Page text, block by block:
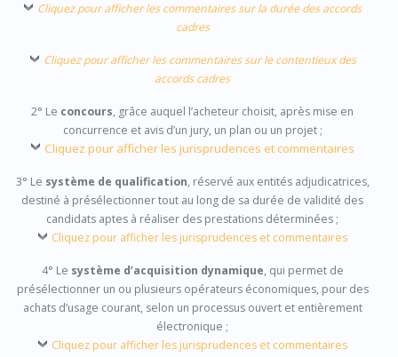
Cliquez pour afficher les commentaires sur la durée des accords
cadres
Cliquez pour afficher les commentaires sur le contentieux des
accords cadres
2° Le concours, grâce auquel l’acheteur choisit, après mise en
concurrence et avis d’un jury, un plan ou un projet ;
Cliquez pour afficher les jurisprudences et commentaires
3° Le système de qualification, réservé aux entités adjudicatrices,
destiné à présélectionner tout au long de sa durée de validité des
candidats aptes à réaliser des prestations déterminées ;
Cliquez pour afficher les jurisprudences et commentaires
4° Le système d’acquisition dynamique, qui permet de
présélectionner un ou plusieurs opérateurs économiques, pour des
achats d’usage courant, selon un processus ouvert et entièrement
électronique ;
Cliquez pour afficher les jurisprudences et commentaires